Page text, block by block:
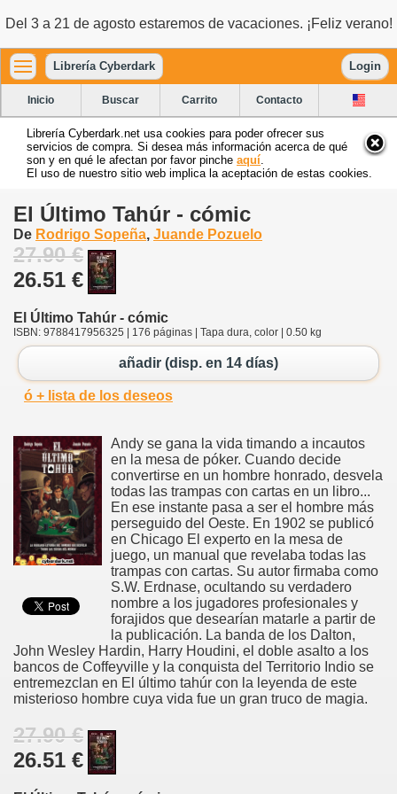
Del 3 a 21 de agosto estaremos de vacaciones. ¡Feliz verano!
Librería Cyberdark Login
Inicio Buscar Carrito Contacto
Librería Cyberdark.net usa cookies para poder ofrecer sus
servicios de compra. Si desea más información acerca de qué
son y en qué le afectan por favor pinche aquí
El uso de nuestro sitio web implica la aceptación de estas cookies.
El Último Tahúr - cómic
De Rodrigo Sopeña, Juande Pozuelo
27.90 €
26.51 €
El Último Tahúr - cómic
ISBN: 9788417956325 | 176 páginas | Tapa dura, color | 0.50 kg
añadir (disp. en 14 días)
ó + lista de los deseos
Andy se gana la vida timando a incautos
en la mesa de póker. Cuando decide
convertirse en un hombre honrado, desvela
todas las trampas con cartas en un libro...
En ese instante pasa a ser el hombre más
perseguido del Oeste. En 1902 se publicó
en Chicago El experto en la mesa de
juego, un manual que revelaba todas las
trampas con cartas. Su autor firmaba como
S.W. Erdnase, ocultando su verdadero
nombre a los jugadores profesionales y
forajidos que desearían matarle a partir de
la publicación. La banda de los Dalton,
John Wesley Hardin, Harry Houdini, el doble asalto a los
bancos de Coffeyville y la conquista del Territorio Indio se
entremezclan en El último tahúr con la leyenda de este
misterioso hombre cuya vida fue un gran truco de magia.
27.90 €
26.51 €